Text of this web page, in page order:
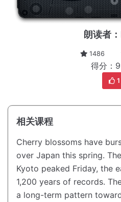
朗读者
1486
得分：
1
相关课程
Cherry blossoms have
over Japan this spring.
Kyoto peaked Friday, the
1,200 years of records.
a long-term pattern